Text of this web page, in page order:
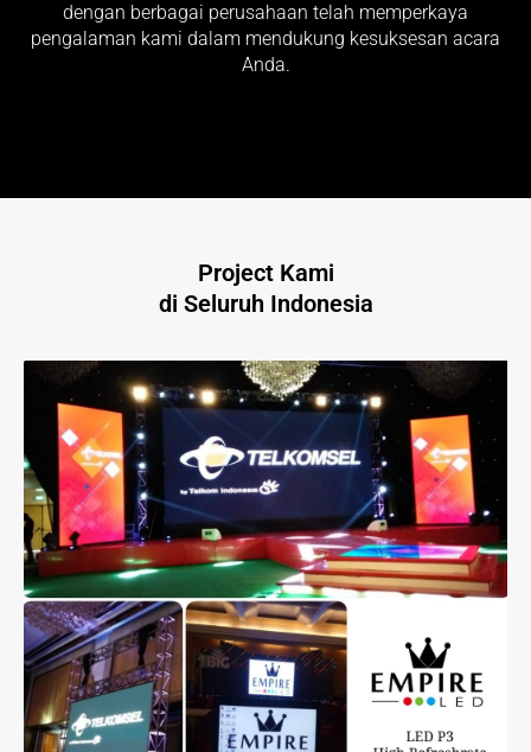
dengan berbagai perusahaan telah memperkaya
pengalaman kami dalam mendukung kesuksesan acara
Anda.
Project Kami
di Seluruh Indonesia